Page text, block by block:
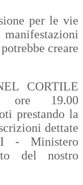
per le vie
creare
CORTILE
ore 19.00
prestando la
dettate
- Ministero
del nostro